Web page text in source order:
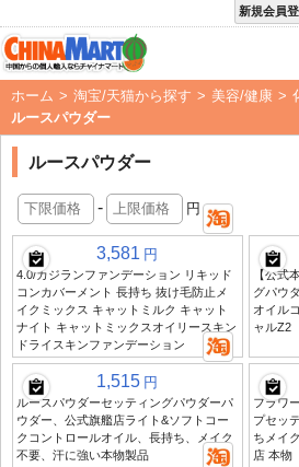
新規会員
ホーム > 淘宝/天猫から探す > 美容/健康 >
ルースパウダー
ルースパウダー
- 円
3,581 円
4.0/カジランファンデーション リキッド
コンカバーメント 長持ち 抜け毛防止メ
イクミックス キャットミルク キャット
ナイト キャットミックスオイリースキン
ドライスキンファンデーション
【公式
グパウ
オイル
ャルZ2
1,515 円
ルースパウダーセッティングパウダーパ
ウダー、公式旗艦店ライト&ソフトコー
クコントロールオイル、長持ち、メイク
不要、汗に強い本物製品
フラワ
プセッ
ちメイ
店 本物